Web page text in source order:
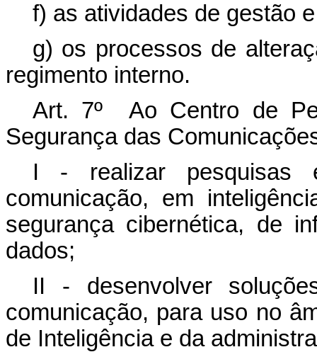
f) as atividades de gestão
g) os processos de
regimento interno.
Art. 7º Ao Centro de
Segurança das
I - realizar pesquisas
comunicação, em
segurança cibernética, de
dados;
II - desenvolver
comunicação, para uso no
de Inteligência e da